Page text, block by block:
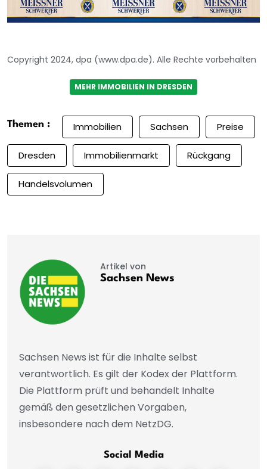
Copyright 2024, dpa (www.dpa.de). Alle Rechte vorbehalten
MEHR IMMOBILIEN IN DRESDEN
Themen : Immobilien Sachsen Preise
Dresden Immobilienmarkt Rückgang
Handelsvolumen
Artikel von
Sachsen News
Sachsen News ist für die Inhalte selbst
verantwortlich. Es gilt der Kodex der Plattform.
Die Plattform prüft und behandelt Inhalte
gemäß den gesetzlichen Vorgaben,
insbesondere nach dem NetzDG.
Social Media